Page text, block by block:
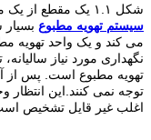
شکل ۱.۱ یک مقطع از یک محل اقامت معمولی را نشان می دهد. در اینجا
سیستم تهویه مطبوع
می کند و یک واحد تهویه
نگهداری مورد نیاز
تهویه مطبوع است. پس از
توجه نمی کنند.این انتظار
اغلب غیر قایل تشخیص